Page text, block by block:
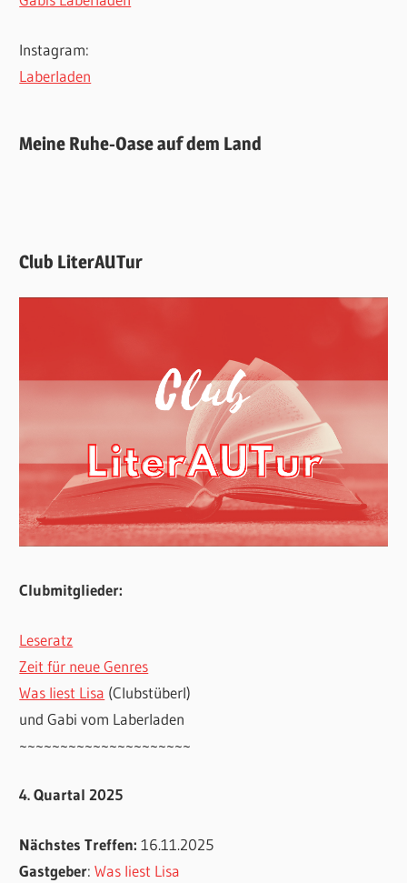
Instagram:
Laberladen
Meine Ruhe-Oase auf dem Land
Club LiterAUTur
Clubmitglieder:
Leseratz
Zeit für neue Genres
Was liest Lisa (Clubstüberl)
und Gabi vom Laberladen
~~~~~~~~~~~~~~~~~~~~~
4. Quartal 2025
Nächstes Treffen:16.11.2025
Gastgeber:Was liest Lisa